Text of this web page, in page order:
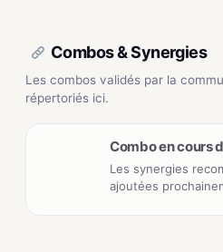
Combos & Synergies
Les combos validés par la
répertoriés ici.
Combo en cours
Les synergies
ajoutées